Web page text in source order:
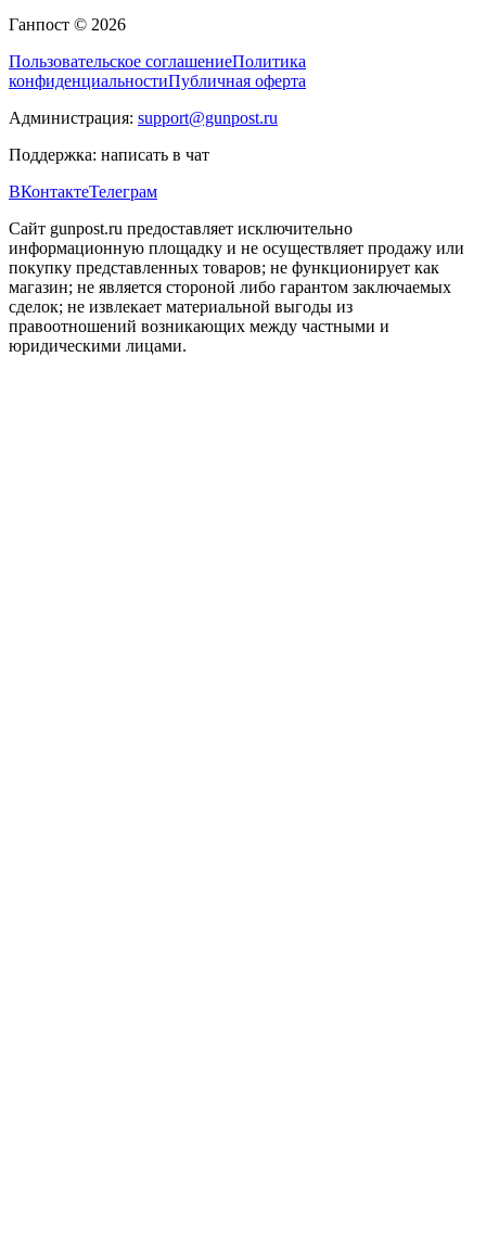
Ганпост © 2026
Пользовательское соглашениеПолитика
конфиденциальностиПубличная оферта
Администрация: support@gunpost.ru
Поддержка: написать в чат
ВКонтактеТелеграм
Сайт gunpost.ru предоставляет исключительно
информационную площадку и не осуществляет продажу или
покупку представленных товаров; не функционирует как
магазин; не является стороной либо гарантом заключаемых
сделок; не извлекает материальной выгоды из
правоотношений возникающих между частными и
юридическими лицами.